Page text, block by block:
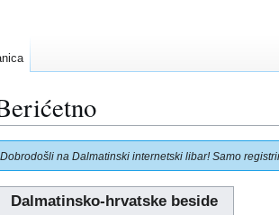
Prijeđi
Prijeđi
Dobrodošli na Dalmatinski internetski libar! Samo
Dalmatinsko-hrvatske beside